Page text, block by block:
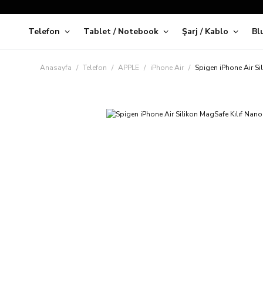
Telefon Tablet / Notebook Şarj / Kablo
Anasayfa Telefon APPLE iPhone Air Spigen iPhone Air